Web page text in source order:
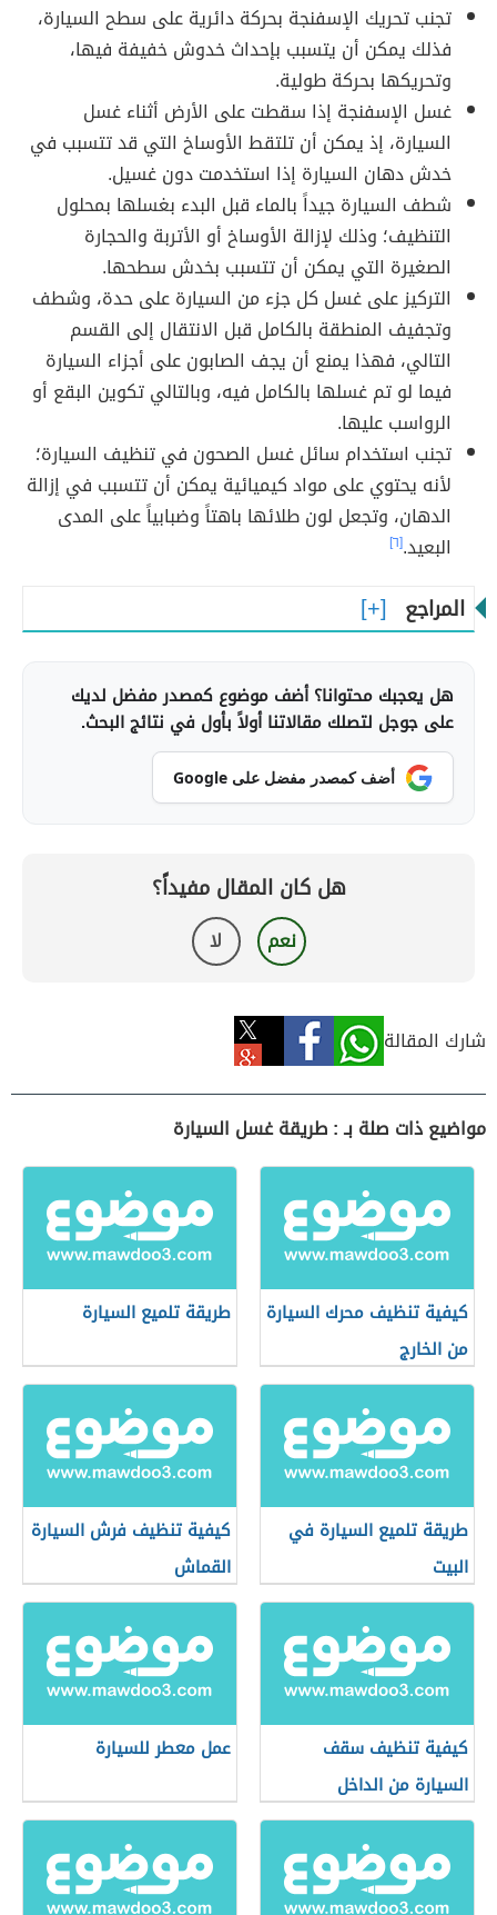
تجنب تحريك الإسفنجة بحركة دائرية على سطح السيارة،
فذلك يمكن أن يتسبب بإحداث خدوش خفيفة فيها،
وتحريكها بحركة طولية.
غسل الإسفنجة إذا سقطت على الأرض أثناء غسل
السيارة، إذ يمكن أن تلتقط الأوساخ التي قد تتسبب في
خدش دهان السيارة إذا استخدمت دون غسيل.
شطف السيارة جيداً بالماء قبل البدء بغسلها بمحلول
التنظيف؛ وذلك لإزالة الأوساخ أو الأتربة والحجارة
الصغيرة التي يمكن أن تتسبب بخدش سطحها.
التركيز على غسل كل جزء من السيارة على حدة، وشطف
وتجفيف المنطقة بالكامل قبل الانتقال إلى القسم
التالي، فهذا يمنع أن يجف الصابون على أجزاء السيارة
فيما لو تم غسلها بالكامل فيه، وبالتالي تكوين البقع أو
الرواسب عليها.
تجنب استخدام سائل غسل الصحون في تنظيف السيارة؛
لأنه يحتوي على مواد كيميائية يمكن أن تتسبب في إزالة
الدهان، وتجعل لون طلائها باهتاً وضبابياً على المدى
البعيد.[٦]
المراجع
هل يعجبك محتوانا؟ أضف موضوع كمصدر مفضل لديك
على جوجل لتصلك مقالاتنا أولاً بأول في نتائج البحث.
أضف كمصدر مفضل على Google
هل كان المقال مفيداً؟
نعم لا
شارك المقالة
مواضيع ذات صلة بـ : طريقة غسل السيارة
كيفية تنظيف محرك السيارة
من الخارج
طريقة تلميع السيارة
طريقة تلميع السيارة في
البيت
كيفية تنظيف فرش السيارة
القماش
كيفية تنظيف سقف
السيارة من الداخل
عمل معطر للسيارة